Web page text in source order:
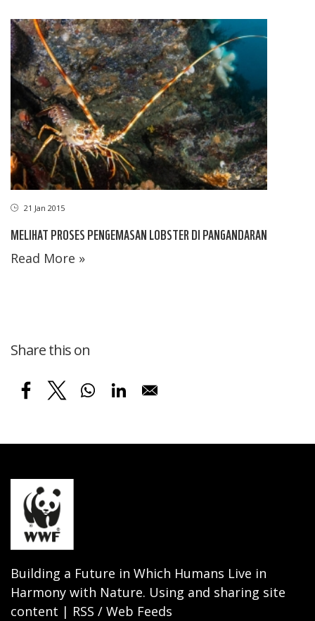
21 Jan 2015
MELIHAT PROSES PENGEMASAN LOBSTER DI PANGANDARAN
Read More »
Share this on
Building a Future in Which Humans Live in
Harmony with Nature. Using and sharing site
content | RSS / Web Feeds